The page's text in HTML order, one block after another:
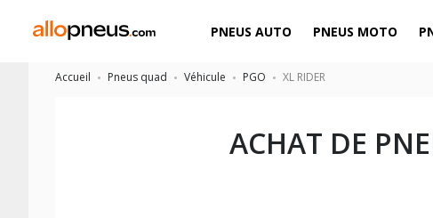
PNEUS AUTO PNEUS MOTO
Accueil Pneus quad Véhicule PGO XL RIDER
ACHAT DE